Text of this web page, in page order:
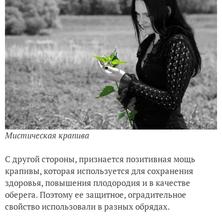
Мистическая крапива
С другой стороны, признается позитивная мощь
крапивы, которая используется для сохранения
здоровья, повышения плодородия и в качестве
оберега. Поэтому ее защитное, оградительное
свойство использовали в разных обрядах.